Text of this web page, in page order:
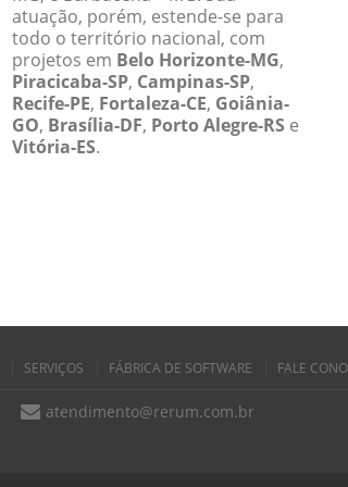
atuação, porém, estende-se para
todo o território nacional, com
projetos em Belo Horizonte-MG,
Piracicaba-SP, Campinas-SP,
Recife-PE, Fortaleza-CE, Goiânia-
GO, Brasília-DF, Porto Alegre-RS e
Vitória-ES.
SERVIÇOS FÁBRICA DE SOFTWARE FALE
atendimento@rerum.com.br